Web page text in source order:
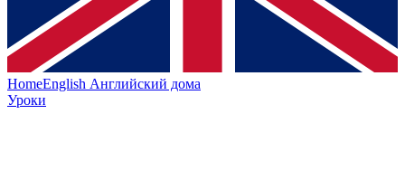
HomeEnglish Английский дома
Уроки